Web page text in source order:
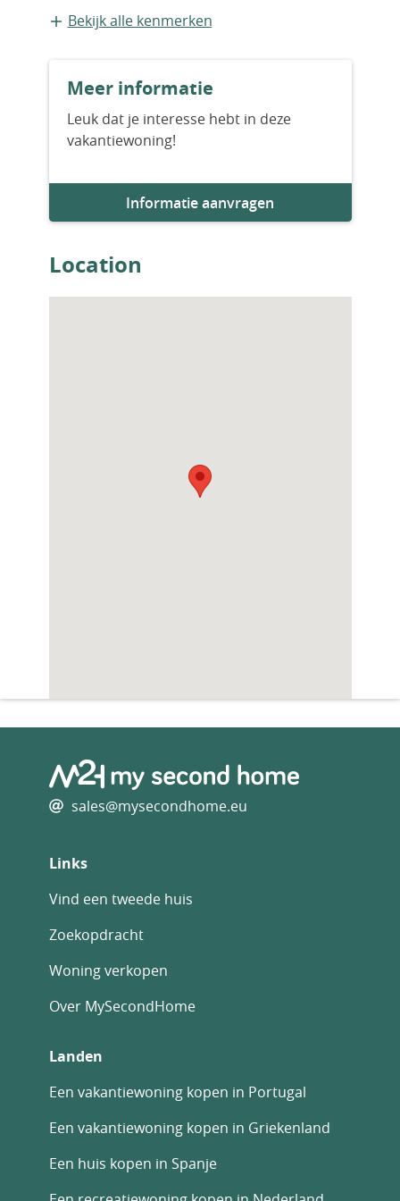
Nieuwbouw
2028
Aantal slaapkamers
Aantal badkamers
Woningfaciliteiten
Bekijk alle kenmerken
Meer informatie
Leuk dat je interesse hebt in deze
vakantiewoning!
Informatie aanvragen
Location
sales@mysecondhome.eu
Links
Vind een tweede huis
Zoekopdracht
Woning verkopen
Over MySecondHome
Landen
Een vakantiewoning kopen in Portugal
Een vakantiewoning kopen in Griekenland
Een huis kopen in Spanje